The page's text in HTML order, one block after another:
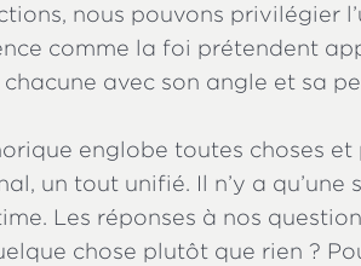
nous pouvons privilégier
comme la foi prétendent
avec son angle et sa
englobe toutes choses et
un tout unifié. Il n’y a qu’une
Les réponses à nos
chose plutôt que rien ?